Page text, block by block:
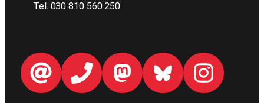
Tel. 030 810 560 250